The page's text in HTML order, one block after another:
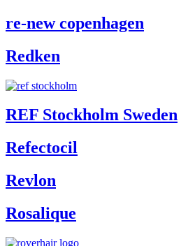
re-new copenhagen
Redken
REF Stockholm Sweden
Refectocil
Revlon
Rosalique